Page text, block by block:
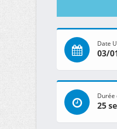
Date
03/
Durée
25